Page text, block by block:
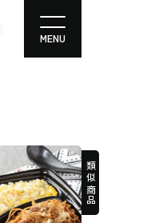
文房具
MENU
類似商品